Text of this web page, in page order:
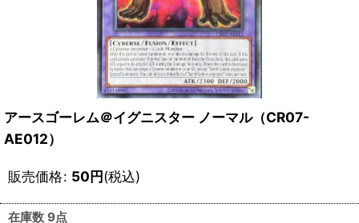
アースゴーレム＠イグニスター ノーマル（CR07-
AE012）
販売価格: 50円(税込)
在庫数 9点